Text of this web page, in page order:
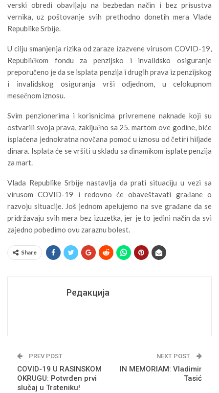
verski obredi obavljaju na bezbedan način i bez prisustva
vernika, uz poštovanje svih prethodno donetih mera Vlade
Republike Srbije.
U cilju smanjenja rizika od zaraze izazvene virusom COVID-19,
Republičkom fondu za penzijsko i invalidsko osiguranje
preporučeno je da se isplata penzija i drugih prava iz penzijskog
i invalidskog osiguranja vrši odjednom, u celokupnom
mesečnom iznosu.
Svim penzionerima i korisnicima privremene naknade koji su
ostvarili svoja prava, zaključno sa 25. martom ove godine, biće
isplaćena jednokratna novčana pomoć u iznosu od četiri hiljade
dinara. Isplata će se vršiti u skladu sa dinamikom isplate penzija
za mart.
Vlada Republike Srbije nastavlja da prati situaciju u vezi sa
virusom COVID-19 i redovno će obaveštavati građane o
razvoju situacije. Još jednom apelujemo na sve građane da se
pridržavaju svih mera bez izuzetka, jer je to jedini način da svi
zajedno pobedimo ovu zaraznu bolest.
Share
Редакција
PREV POST
COVID-19 U RASINSKOM
OKRUGU: Potvrđen prvi
slučaj u Trsteniku!
NEXT POST
IN MEMORIAM: Vladimir
Tasić